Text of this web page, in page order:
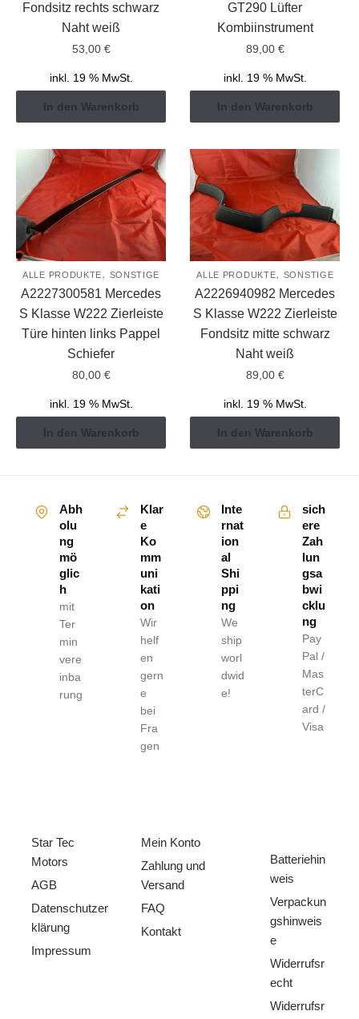
Fondsitz rechts schwarz
Naht weiß
53,00 €
inkl. 19 % MwSt.
In den Warenkorb
GT290 Lüfter
Kombiinstrument
89,00 €
inkl. 19 % MwSt.
In den Warenkorb
ALLE PRODUKTE, SONSTIGE
A2227300581 Mercedes
S Klasse W222 Zierleiste
Türe hinten links Pappel
Schiefer
80,00 €
inkl. 19 % MwSt.
In den Warenkorb
ALLE PRODUKTE, SONSTIGE
A2226940982 Mercedes
S Klasse W222 Zierleiste
Fondsitz mitte schwarz
Naht weiß
89,00 €
inkl. 19 % MwSt.
In den Warenkorb
Abh
olu
ng
mö
glic
h
mit
Ter
min
vere
inba
rung
Klar
e
Ko
mm
uni
kati
on
Wir
helf
en
gern
e
bei
Fra
gen
Inte
rnat
ion
al
Shi
ppi
ng
We
ship
worl
dwid
e!
sich
ere
Zah
lun
gsa
bwi
cklu
ng
Pay
Pal /
Mas
terC
ard /
Visa
Star Tec
Motors
AGB
Datenschutzer
klärung
Impressum
Mein Konto
Zahlung und
Versand
FAQ
Kontakt
Batteriehin
weis
Verpackun
gshinweis
e
Widerrufsr
echt
Widerrufsr